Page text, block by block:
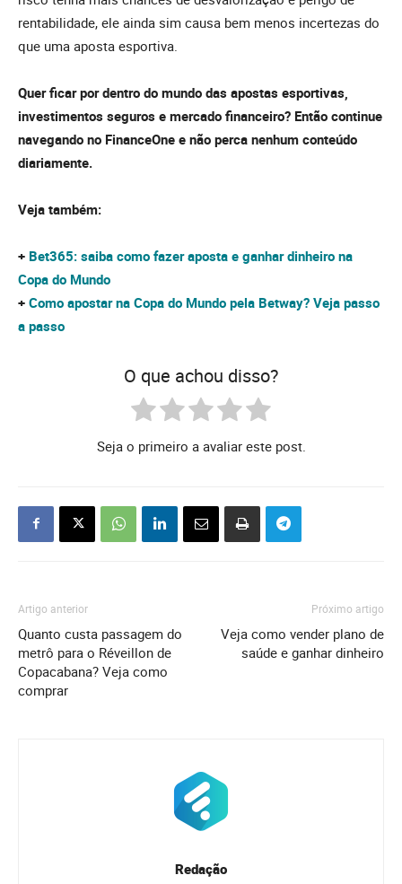
rentabilidade, ele ainda sim causa bem menos incertezas do
que uma aposta esportiva.
Quer ficar por dentro do mundo das apostas esportivas,
investimentos seguros e mercado financeiro? Então continue
navegando no FinanceOne e não perca nenhum conteúdo
diariamente.
Veja também:
+ Bet365: saiba como fazer aposta e ganhar dinheiro na
Copa do Mundo
+ Como apostar na Copa do Mundo pela Betway? Veja passo
a passo
O que achou disso?
Seja o primeiro a avaliar este post.
Artigo anterior
Quanto custa passagem do
metrô para o Réveillon de
Copacabana? Veja como
comprar
Próximo artigo
Veja como vender plano de
saúde e ganhar dinheiro
Redação